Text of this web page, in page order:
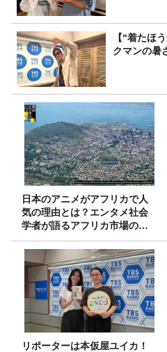
【“着たほ
クマンの暑
日本のアニメがアフリカで人
気の理由とは？エンタメ社会
学者が語るアフリカ市場のリ
アル
リポーターは本仮屋ユイカ！